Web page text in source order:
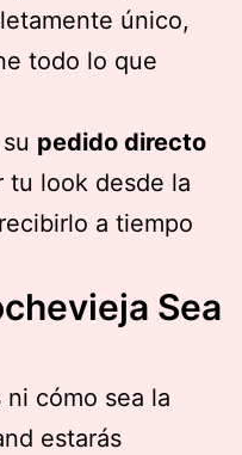
único,
todo lo que
pedido directo
tu look desde la
a tiempo
Sea
cómo sea la
estarás